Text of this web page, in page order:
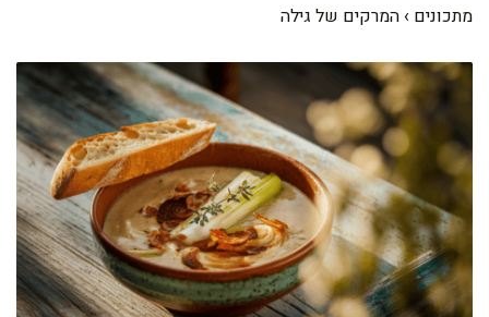
מתכונים › המרקים של גילה